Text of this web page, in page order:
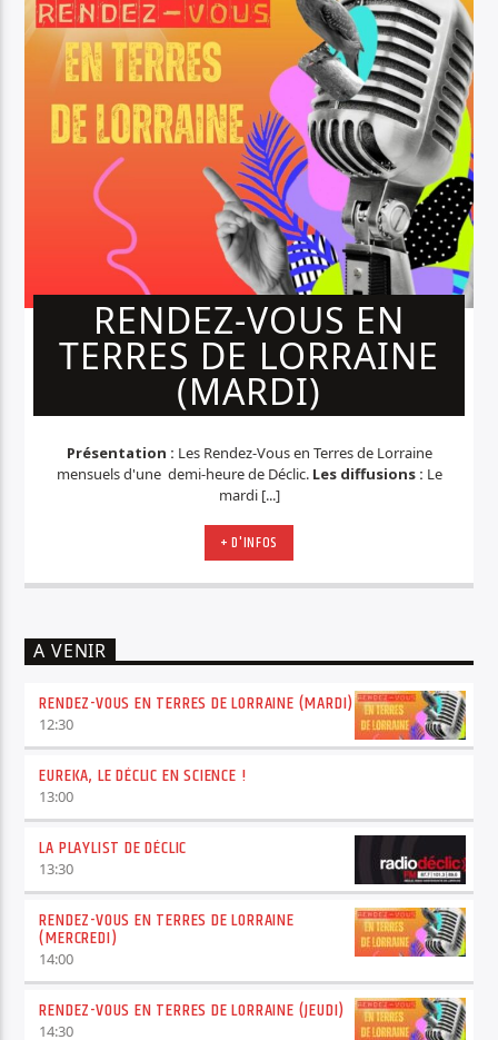
RENDEZ-VOUS EN
TERRES DE LORRAINE
(MARDI)
Présentation : Les Rendez-Vous en Terres de Lorraine
mensuels d'une demi-heure de Déclic. Les diffusions : Le
mardi [...]
+ D'INFOS
A VENIR
RENDEZ-VOUS EN TERRES DE LORRAINE (MARDI)
12:30
EUREKA, LE DÉCLIC EN SCIENCE !
13:00
LA PLAYLIST DE DÉCLIC
13:30
RENDEZ-VOUS EN TERRES DE LORRAINE
(MERCREDI)
14:00
RENDEZ-VOUS EN TERRES DE LORRAINE (JEUDI)
14:30